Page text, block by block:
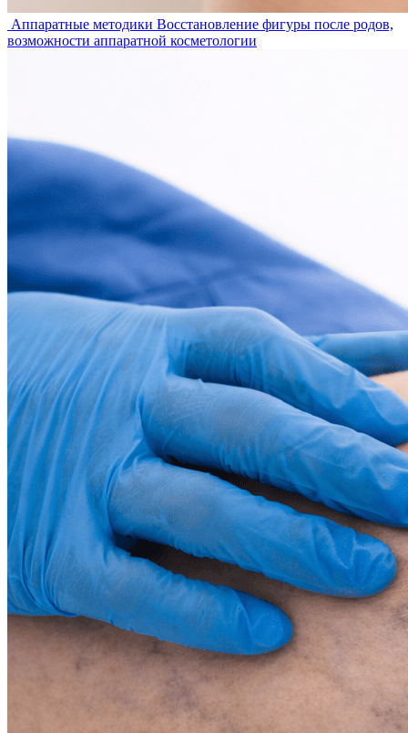
Аппаратные методики Восстановление фигуры после родов,
возможности аппаратной косметологии